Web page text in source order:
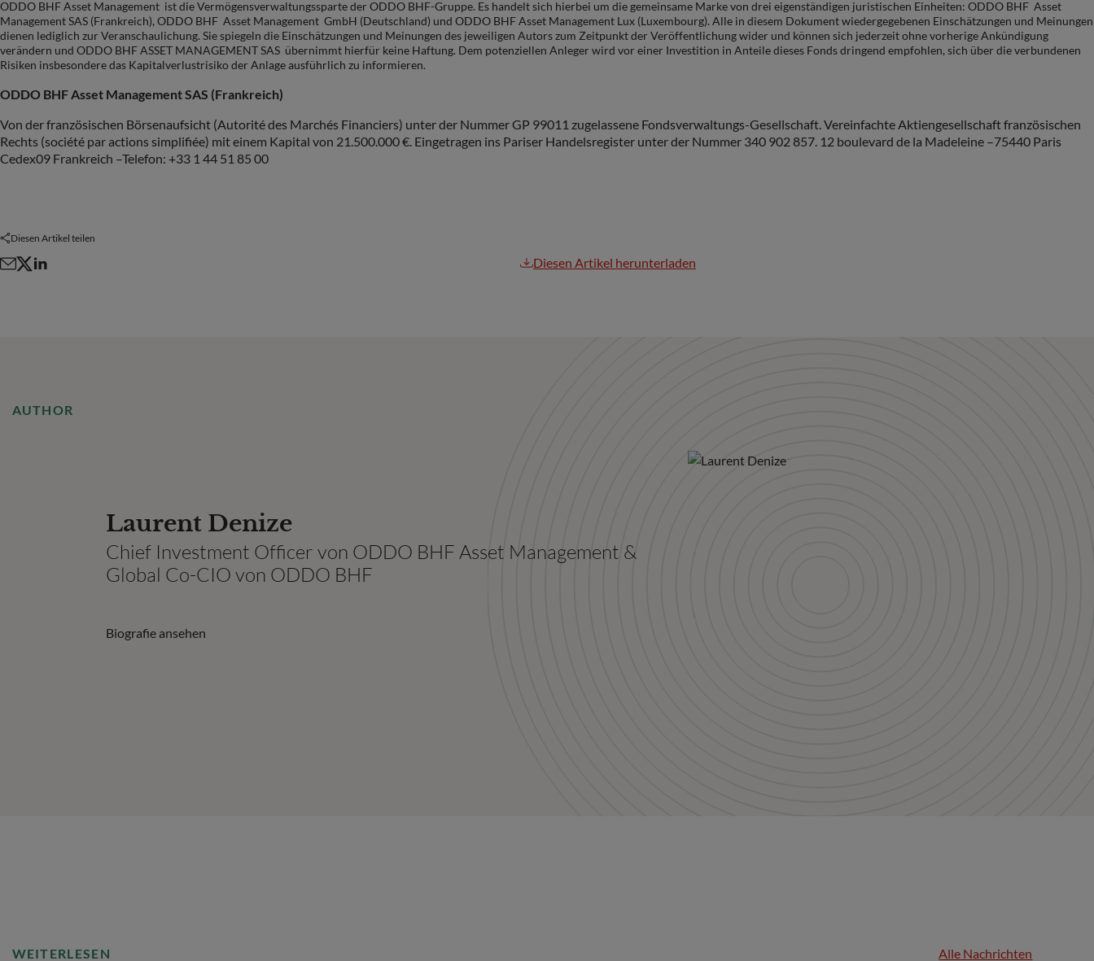
ODDO BHF Asset Management ist die Vermögensverwaltungssparte der ODDO BHF-Gruppe. Es handelt sich hierbei um die gemeinsame Marke von drei eigenständigen juristischen Einheiten: ODDO BHF Asset
Management SAS (Frankreich), ODDO BHF Asset Management GmbH (Deutschland) und ODDO BHF Asset Management Lux (Luxembourg). Alle in diesem Dokument wiedergegebenen Einschätzungen und Meinungen
dienen lediglich zur Veranschaulichung. Sie spiegeln die Einschätzungen und Meinungen des jeweiligen Autors zum Zeitpunkt der Veröffentlichung wider und können sich jederzeit ohne vorherige Ankündigung
verändern und ODDO BHF ASSET MANAGEMENT SAS übernimmt hierfür keine Haftung. Dem potenziellen Anleger wird vor einer Investition in Anteile dieses Fonds dringend empfohlen, sich über die verbundenen
Risiken insbesondere das Kapitalverlustrisiko der Anlage ausführlich zu informieren.
ODDO BHF Asset Management SAS (Frankreich)
Von der französischen Börsenaufsicht (Autorité des Marchés Financiers) unter der Nummer GP 99011 zugelassene Fondsverwaltungs-Gesellschaft. Vereinfachte Aktiengesellschaft französischen
Rechts (société par actions simplifiée) mit einem Kapital von 21.500.000 €. Eingetragen ins Pariser Handelsregister unter der Nummer 340 902 857. 12 boulevard de la Madeleine –75440 Paris
Cedex09 Frankreich –Telefon: +33 1 44 51 85 00
Diesen Artikel teilen
Diesen Artikel herunterladen
AUTHOR
Laurent Denize
Chief Investment Officer von ODDO BHF Asset Management &
Global Co-CIO von ODDO BHF
Biografie ansehen
WEITERLESEN Alle Nachrichten